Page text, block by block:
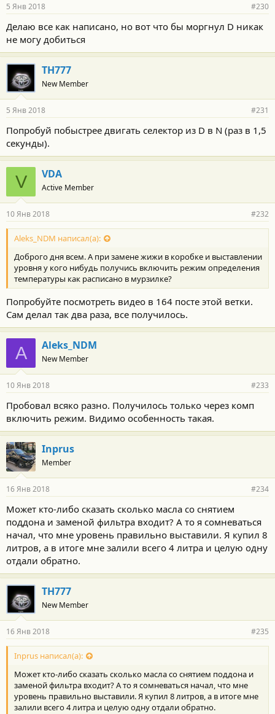
5 Янв 2018 #230
Делаю все как написано, но вот что бы моргнул D никак
не могу добиться
TH777
New Member
5 Янв 2018 #231
Попробуй побыстрее двигать селектор из D в N (раз в 1,5
секунды).
V VDA
Active Member
10 Янв 2018 #232
Aleks_NDM написал(а):
Доброго дня всем. А при замене жижи в коробке и выставлении
уровня у кого нибудь получись включить режим определения
температуры как расписано в мурзилке?
Попробуйте посмотреть видео в 164 посте этой ветки.
Сам делал так два раза, все получилось.
A Aleks_NDM
New Member
10 Янв 2018 #233
Пробовал всяко разно. Получилось только через комп
включить режим. Видимо особенность такая.
Inprus
Member
16 Янв 2018 #234
Может кто-либо сказать сколько масла со снятием
поддона и заменой фильтра входит? А то я сомневаться
начал, что мне уровень правильно выставили. Я купил 8
литров, а в итоге мне залили всего 4 литра и целую одну
отдали обратно.
TH777
New Member
16 Янв 2018 #235
Inprus написал(а):
Может кто-либо сказать сколько масла со снятием поддона и
заменой фильтра входит? А то я сомневаться начал, что мне
уровень правильно выставили. Я купил 8 литров, а в итоге мне
залили всего 4 литра и целую одну отдали обратно.